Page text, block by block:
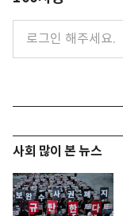
사회 많이 본 뉴스